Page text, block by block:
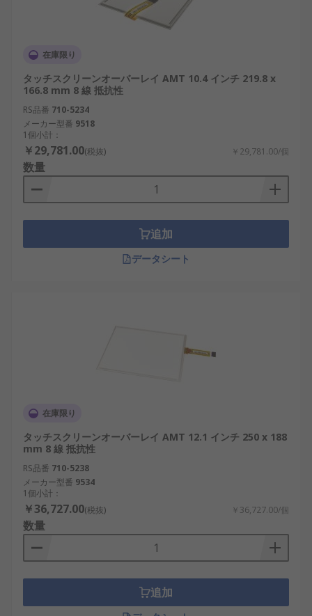
在庫限り
タッチスクリーンオーバーレイ AMT 10.4 インチ 219.8 x
166.8 mm 8 線 抵抗性
RS品番 710-5234
メーカー型番 9518
1個小計：
￥29,781.00(税抜) ￥29,781.00/個
数量
追加
データシート
在庫限り
タッチスクリーンオーバーレイ AMT 12.1 インチ 250 x 188
mm 8 線 抵抗性
RS品番 710-5238
メーカー型番 9534
1個小計：
￥36,727.00(税抜) ￥36,727.00/個
数量
追加